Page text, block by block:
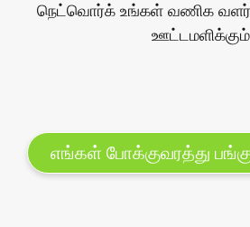
நெட்வொர்க் உங்கள் வணிக
எங்கள் போக்குவரத்து